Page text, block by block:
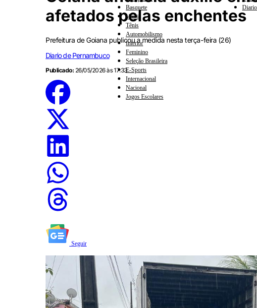
Basquete
Vôlei
Tênis
Automobilismo
Interior
Feminino
Seleção Brasileira
E-Sports
Internacional
Nacional
Jogos Escolares
afetados pelas enchentes
Prefeitura de Goiana publicou a medida nesta terça-feira (26)
Diario de Pernambuco
Publicado: 26/05/2026 às 17:33
Seguir